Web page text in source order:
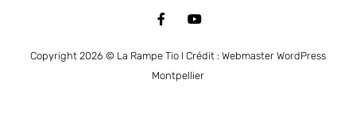
Copyright 2026 © La Rampe Tio I Crédit : Webmaster WordPress
Montpellier